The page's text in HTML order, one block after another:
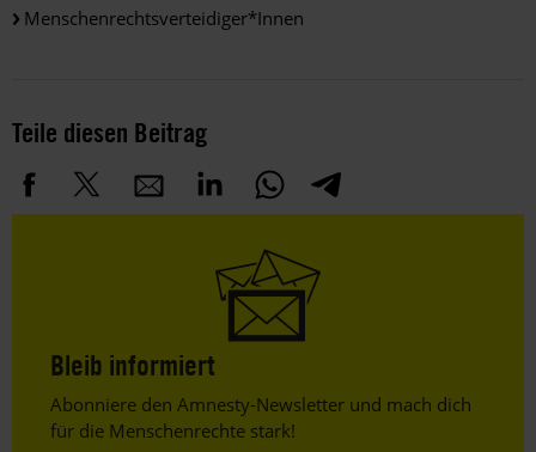
Menschenrechtsverteidiger*innen
Teile diesen Beitrag
Bleib informiert
Header
Text
Abonniere den Amnesty-Newsletter und mach dich
für die Menschenrechte stark!